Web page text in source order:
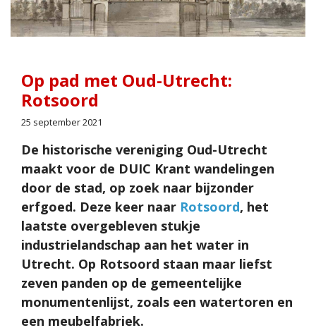
Op pad met Oud-Utrecht:
Rotsoord
25 september 2021
De historische vereniging Oud-Utrecht
maakt voor de DUIC Krant wandelingen
door de stad, op zoek naar bijzonder
erfgoed. Deze keer naar Rotsoord, het
laatste overgebleven stukje
industrielandschap aan het water in
Utrecht. Op Rotsoord staan maar liefst
zeven panden op de gemeentelijke
monumentenlijst, zoals een watertoren en
een meubelfabriek.